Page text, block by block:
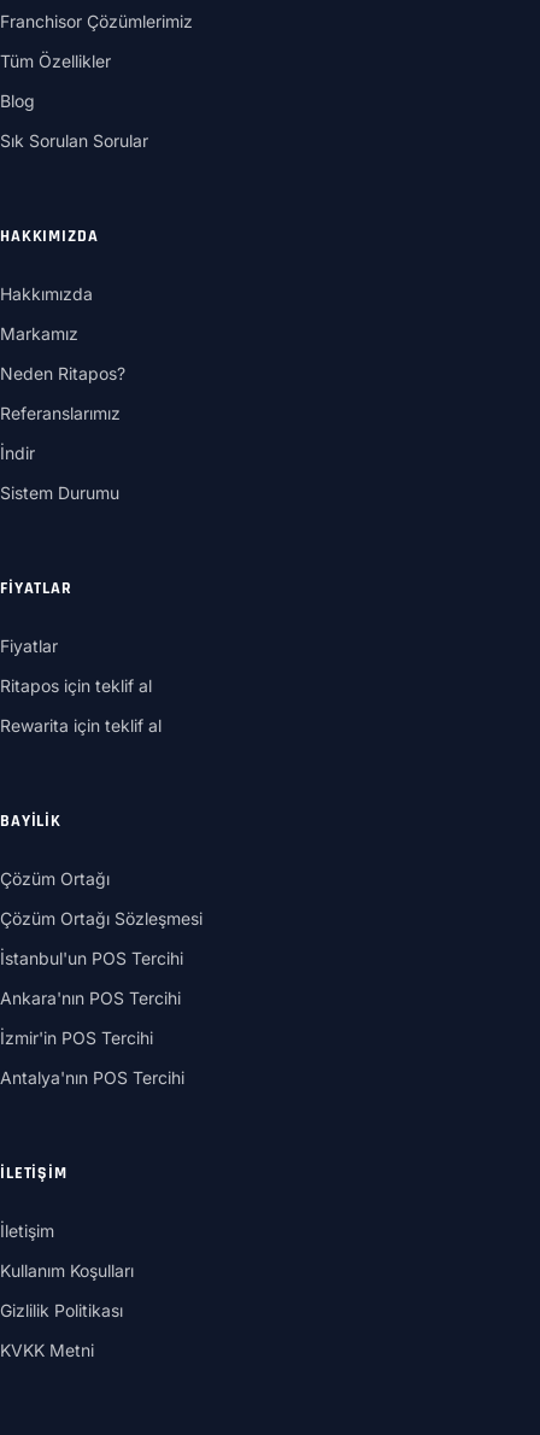
Franchisor Çözümlerimiz
Tüm Özellikler
Blog
Sık Sorulan Sorular
HAKKIMIZDA
Hakkımızda
Markamız
Neden Ritapos?
Referanslarımız
İndir
Sistem Durumu
FIYATLAR
Fiyatlar
Ritapos için teklif al
Rewarita için teklif al
BAYILIK
Çözüm Ortağı
Çözüm Ortağı Sözleşmesi
İstanbul'un POS Tercihi
Ankara'nın POS Tercihi
İzmir'in POS Tercihi
Antalya'nın POS Tercihi
İLETIŞIM
İletişim
Kullanım Koşulları
Gizlilik Politikası
KVKK Metni